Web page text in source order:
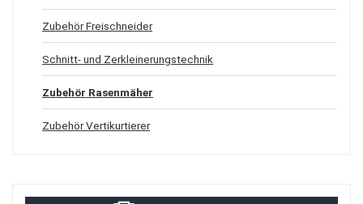
Zubehör Freischneider
Schnitt- und Zerkleinerungstechnik
Zubehör Rasenmäher
Zubehör Vertikurtierer